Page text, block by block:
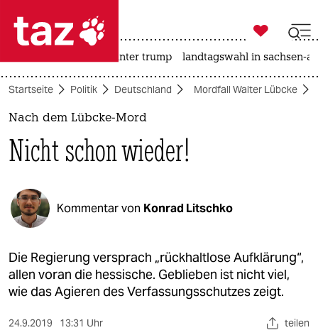
 taz zahl ich
taz zahl ich
politik
öko
gesellschaft
kultur
sport
berlin

taz zahl ich
usa unter trump landtagswahl in sachsen-
Startseite Politik Deutschland Mordfall Walter Lübcke
Nach dem Lübcke-Mord
Nicht schon wieder!
Kommentar von Konrad Litschko
Die Regierung versprach „rückhaltlose Aufklärung“,
allen voran die hessische. Geblieben ist nicht viel,
wie das Agieren des Verfassungsschutzes zeigt.
24.9.2019 13:31 Uhr teilen